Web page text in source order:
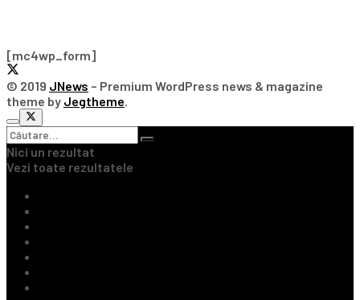
[mc4wp_form]
© 2019 JNews – Premium WordPress news & magazine
theme by Jegtheme
Nici un rezultat
Vezi toate rezultatele